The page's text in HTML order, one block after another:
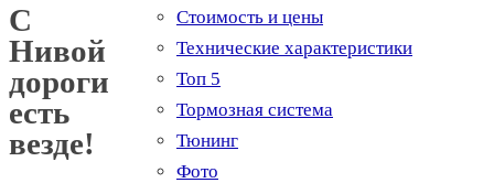
С
Нивой
дороги
есть
везде!
Стоимость и цены
Технические характеристики
Топ 5
Тормозная система
Тюнинг
Фото